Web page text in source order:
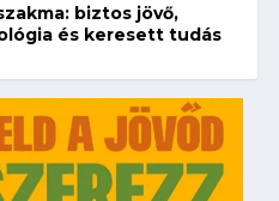
biztos jövő,
és keresett tudás